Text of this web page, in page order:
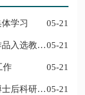
学习 05-21
05-21
作 05-21
05-21